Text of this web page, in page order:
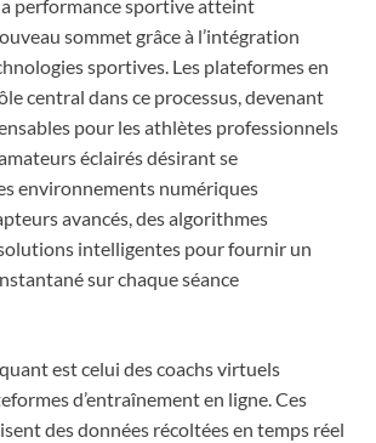
performance sportive atteint
sommet grâce à l’intégration
sportives. Les plateformes en
central dans ce processus, devenant
pour les athlètes professionnels
éclairés désirant se
environnements numériques
avancés, des algorithmes
solutions intelligentes pour fournir un
sur chaque séance
est celui des coachs virtuels
d’entraînement en ligne. Ces
des données récoltées en temps réel